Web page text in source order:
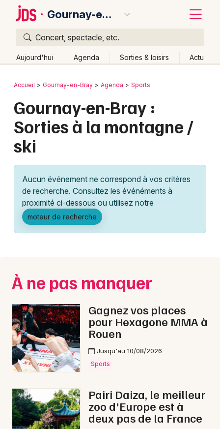
Gournay-en-Bray
Concert, spectacle, etc.
Aujourd'hui Agenda Sorties & loisirs Actu
Publier un événement
Grands événements
Manifestations
Foires & salons
Sports
Soirées
Sorties famille
Expos
Montagne dans la Seine-Maritime
Bordeaux
Colmar
Lille
Lyon
Marseille
Mulhouse
Montpellier
Paris
Strasbourg
Toulouse
Toutes les villes
Retour
Accueil Gournay-en-Bray Agenda Sports
Gournay-en-Bray :
Sorties à la montagne /
ski
Aucun événement ne correspond à vos critères
de recherche. Consultez les événéments à
proximité ci-dessous ou utilisez notre
moteur de recherche
À ne pas manquer
Gagnez vos places
pour Hexagone MMA à
Rouen
Jusqu'au 10/08/2026
Sports
Pairi Daiza, le meilleur
zoo d'Europe est à
deux pas de la France
Quoi ?
Où ?
Haute-Normandie
Partout
Près de moi
Changer de lieu
Quand ?